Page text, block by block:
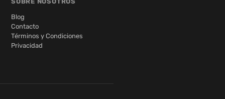
Blog
Contacto
Términos y Condiciones
Privacidad